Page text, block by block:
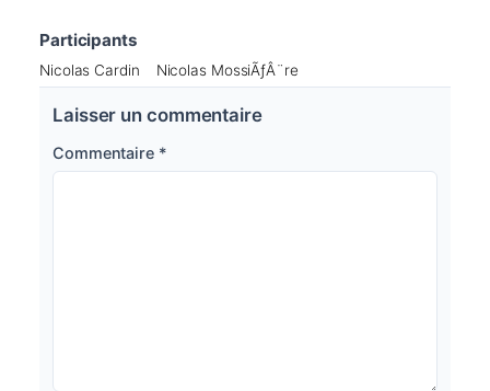
Participants
Nicolas Cardin Nicolas MossiÃƒÂ¨re
Laisser un commentaire
Commentaire *